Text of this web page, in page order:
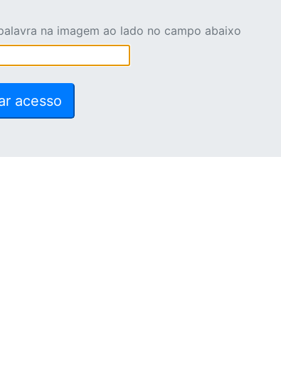
na imagem ao lado no campo abaixo